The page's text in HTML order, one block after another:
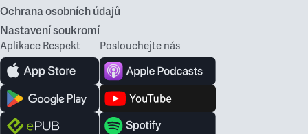
Ochrana osobních údajů
Nastavení soukromí
Aplikace Respekt Poslouchejte nás